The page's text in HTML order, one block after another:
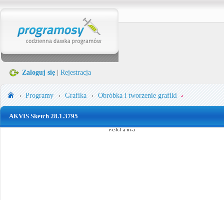
Zaloguj się Rejestracja
Programy Grafika Obróbka i tworzenie grafiki
AKVIS Sketch 28.1.3795